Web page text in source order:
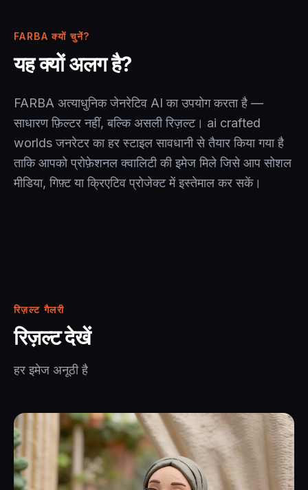
FARBA क्यों चुनें?
यह क्यों अलग है?
FARBA अत्याधुनिक जेनरेटिव AI का उपयोग करता है —
साधारण फ़िल्टर नहीं, बल्कि असली रिज़ल्ट। ai crafted
worlds जनरेटर का हर स्टाइल सावधानी से तैयार किया गया है
ताकि आपको प्रोफ़ेशनल क्वालिटी की इमेज मिले जिसे आप सोशल
मीडिया, गिफ़्ट या क्रिएटिव प्रोजेक्ट में इस्तेमाल कर सकें।
रिज़ल्ट गैलरी
रिज़ल्ट देखें
हर इमेज अनूठी है